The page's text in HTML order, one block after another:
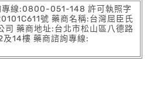
專線:0800-051-148 許可執照字
號 藥商名稱:台灣屈臣氏
司 藥商地址:台北市松山區八德路
及14樓 藥商諮詢專線: